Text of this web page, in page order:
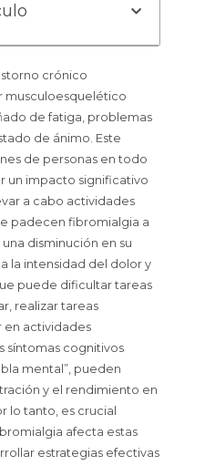
crónico
musculoesquelético
de fatiga, problemas
de ánimo. Este
de personas en todo
un impacto significativo
a cabo actividades
padecen fibromialgia a
disminución en su
la intensidad del dolor y
puede dificultar tareas
realizar tareas
en actividades
síntomas cognitivos
mental”, pueden
y el rendimiento en
lo tanto, es crucial
afecta estas
estrategias efectivas